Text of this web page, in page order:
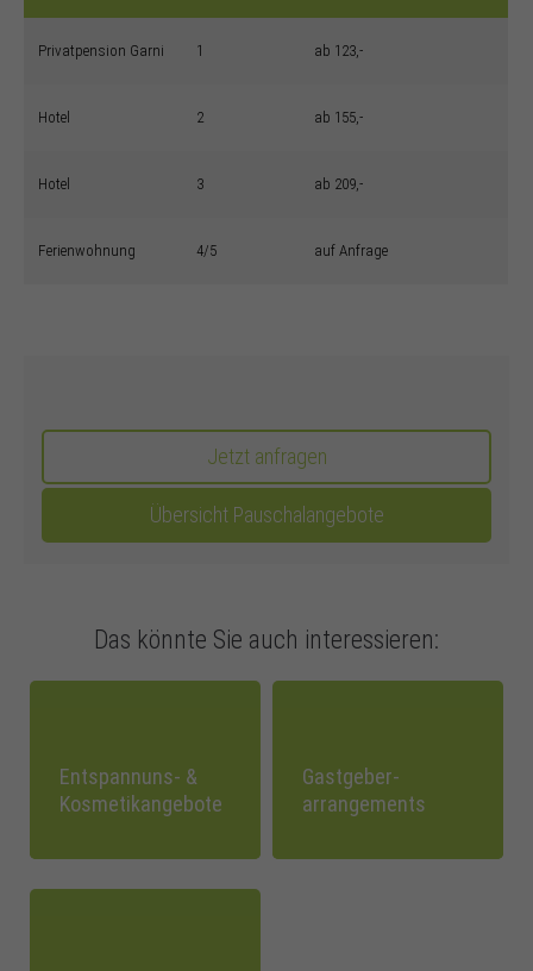
Privatpension Garni 1 ab 123,-
Hotel 2 ab 155,-
Hotel 3 ab 209,-
Ferienwohnung 4/5 auf Anfrage
Jetzt anfragen
Übersicht Pauschalangebote
Das könnte Sie auch interessieren:
Entspannuns- &
Kosmetikangebote
Gastgeber-
arrangements